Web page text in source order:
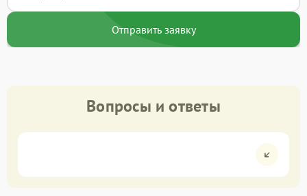
Отправить заявку
Вопросы и ответы